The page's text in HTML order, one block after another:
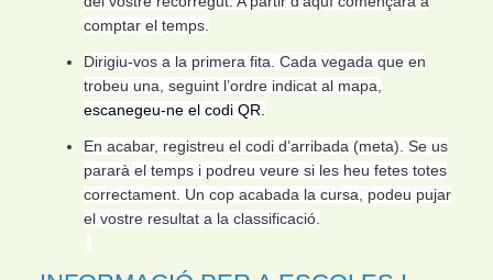
comptar el temps.
Dirigiu-vos a la primera fita. Cada vegada que en
trobeu una, seguint l’ordre indicat al mapa,
escanegeu-ne el codi QR.
En acabar, registreu el codi d’arribada (meta). Se us
pararà el temps i podreu veure si les heu fetes totes
correctament. Un cop acabada la cursa, podeu pujar
el vostre resultat a la classificació.